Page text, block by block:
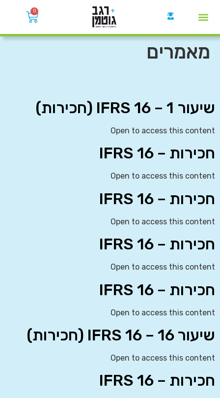
0
מאמרים
שיעור 1 – IFRS 16 (חכירות)
Open to access this content
חכירות – IFRS 16
Open to access this content
חכירות – IFRS 16
Open to access this content
חכירות – IFRS 16
Open to access this content
חכירות – IFRS 16
Open to access this content
שיעור 16 – IFRS 16 (חכירות)
Open to access this content
חכירות – IFRS 16